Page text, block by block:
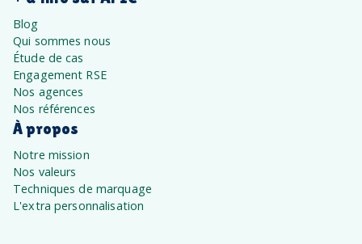
Blog
Qui sommes nous
Étude de cas
Engagement RSE
Nos agences
Nos références
À propos
Notre mission
Nos valeurs
Techniques de marquage
L'extra personnalisation